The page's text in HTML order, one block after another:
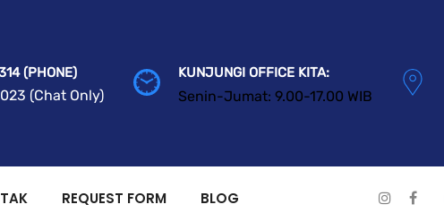
(PHONE)
(Chat Only)
KUNJUNGI OFFICE KITA:
Senin-Jumat: 9.00-17.00 WIB
REQUEST FORM BLOG